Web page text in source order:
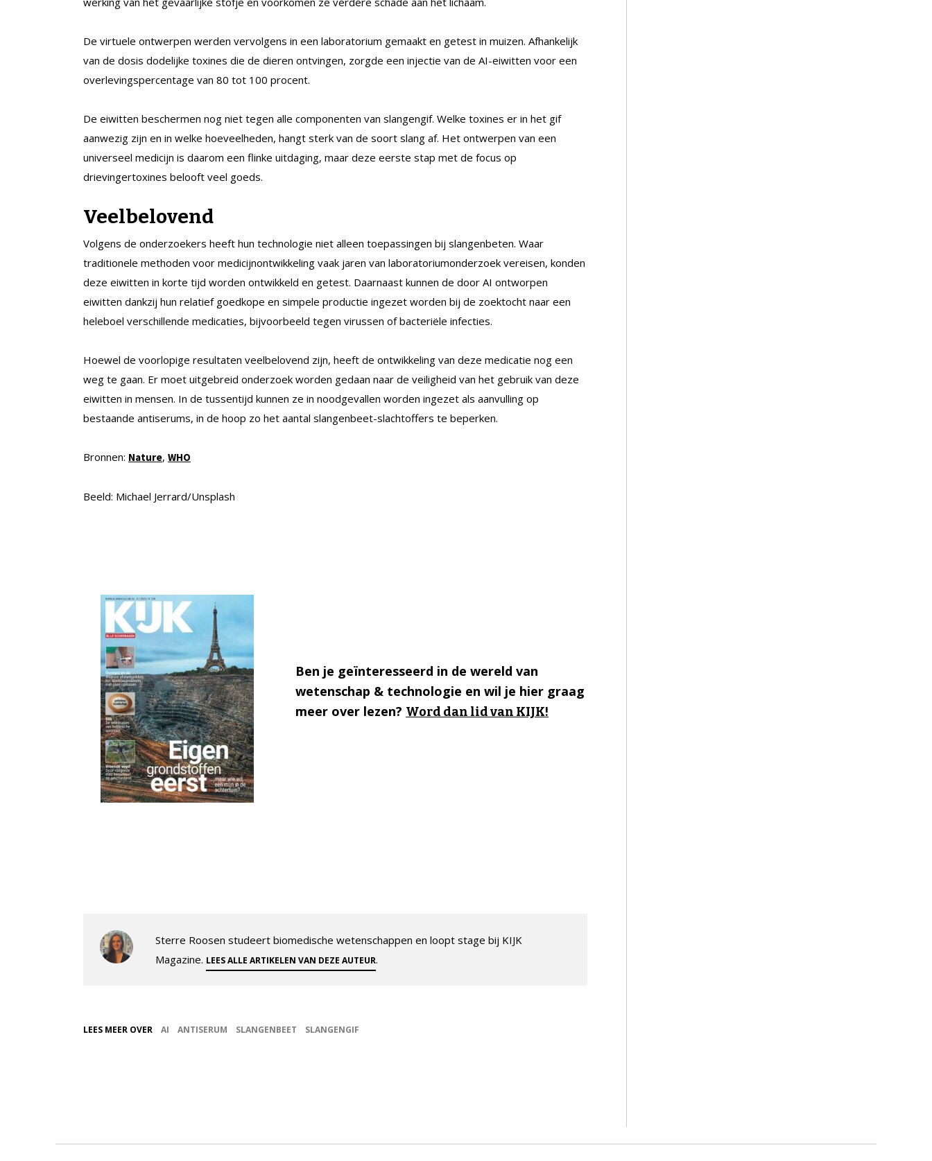
De virtuele ontwerpen werden vervolgens in een laboratorium gemaakt en getest in muizen. Afhankelijk
van de dosis dodelijke toxines die de dieren ontvingen, zorgde een injectie van de AI-eiwitten voor een
overlevingspercentage van 80 tot 100 procent.
De eiwitten beschermen nog niet tegen alle componenten van slangengif. Welke toxines er in het gif
aanwezig zijn en in welke hoeveelheden, hangt sterk van de soort slang af. Het ontwerpen van een
universeel medicijn is daarom een flinke uitdaging, maar deze eerste stap met de focus op
drievingertoxines belooft veel goeds.
Veelbelovend
Volgens de onderzoekers heeft hun technologie niet alleen toepassingen bij slangenbeten. Waar
traditionele methoden voor medicijnontwikkeling vaak jaren van laboratoriumonderzoek vereisen, konden
deze eiwitten in korte tijd worden ontwikkeld en getest. Daarnaast kunnen de door AI ontworpen
eiwitten dankzij hun relatief goedkope en simpele productie ingezet worden bij de zoektocht naar een
heleboel verschillende medicaties, bijvoorbeeld tegen virussen of bacteriële infecties.
Hoewel de voorlopige resultaten veelbelovend zijn, heeft de ontwikkeling van deze medicatie nog een
weg te gaan. Er moet uitgebreid onderzoek worden gedaan naar de veiligheid van het gebruik van deze
eiwitten in mensen. In de tussentijd kunnen ze in noodgevallen worden ingezet als aanvulling op
bestaande antiserums, in de hoop zo het aantal slangenbeet-slachtoffers te beperken.
Bronnen: Nature, WHO
Beeld: Michael Jerrard/Unsplash
Ben je geïnteresseerd in de wereld van
wetenschap & technologie en wil je hier graag
meer over lezen? Word dan lid van KIJK!
Sterre Roosen studeert biomedische wetenschappen en loopt stage bij KIJK
Magazine. LEES ALLE ARTIKELEN VAN DEZE AUTEUR.
LEES MEER OVER AI ANTISERUM SLANGENBEET SLANGENGIF